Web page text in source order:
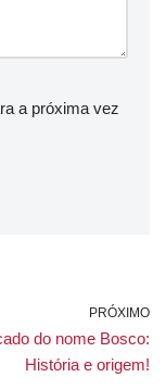
a próxima vez
PRÓXIMO
do nome Bosco:
História e origem!